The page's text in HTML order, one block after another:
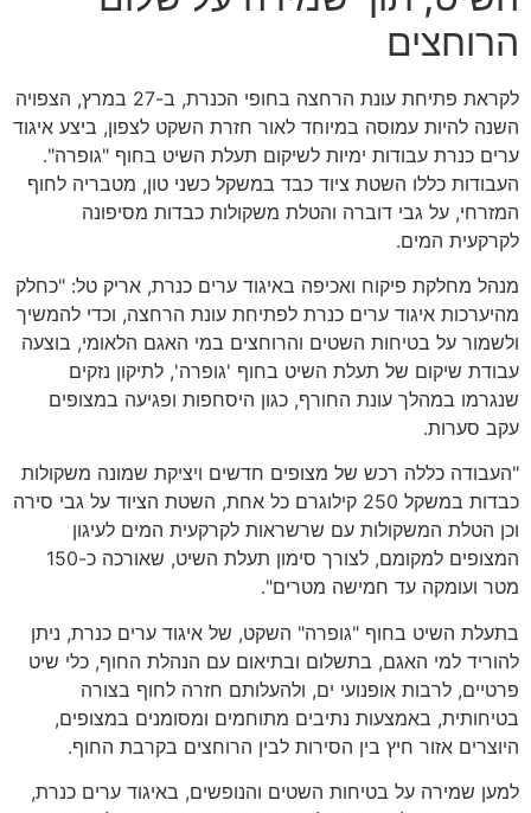
הרוחצים
לקראת פתיחת עונת הרחצה בחופי הכנרת, ב-27 במרץ, הצפויה
השנה להיות עמוסה במיוחד לאור חזרת השקט לצפון, ביצע איגוד
ערים כנרת עבודות ימיות לשיקום תעלת השיט בחוף "גופרה".
העבודות כללו השטת ציוד כבד במשקל כשני טון, מטבריה לחוף
המזרחי, על גבי דוברה והטלת משקולות כבדות מסיפונה
לקרקעית המים.
מנהל מחלקת פיקוח ואכיפה באיגוד ערים כנרת, אריק טל: "כחלק
מהיערכות איגוד ערים כנרת לפתיחת עונת הרחצה, וכדי להמשיך
ולשמור על בטיחות השטים והרוחצים במי האגם הלאומי, בוצעה
עבודת שיקום של תעלת השיט בחוף 'גופרה', לתיקון נזקים
שנגרמו במהלך עונת החורף, כגון היסחפות ופגיעה במצופים
עקב סערות.
"העבודה כללה רכש של מצופים חדשים ויציקת שמונה משקולות
כבדות במשקל 250 קילוגרם כל אחת, השטת הציוד על גבי סירה
וכן הטלת המשקולות עם שרשראות לקרקעית המים לעיגון
המצופים למקומם, לצורך סימון תעלת השיט, שאורכה כ-150
מטר ועומקה עד חמישה מטרים".
בתעלת השיט בחוף "גופרה" השקט, של איגוד ערים כנרת, ניתן
להוריד למי האגם, בתשלום ובתיאום עם הנהלת החוף, כלי שיט
פרטיים, לרבות אופנועי ים, ולהעלותם חזרה לחוף בצורה
בטיחותית, באמצעות נתיבים מתוחמים ומסומנים במצופים,
היוצרים אזור חיץ בין הסירות לבין הרוחצים בקרבת החוף.
למען שמירה על בטיחות השטים והנופשים, באיגוד ערים כנרת,